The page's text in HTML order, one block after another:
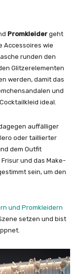
Promkleider geht
Accessoires wie
runden den
Glitzerelementen
werden, damit das
und
ideal.
auffälliger
oder taillierter
dem Outfit
und das Make-
sein, um den
und Promkleidern
setzen und bist